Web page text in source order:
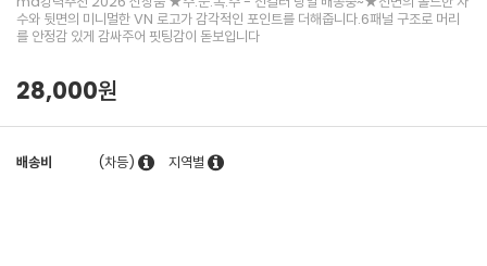
수와 뒷면의 미니멀한 VN 로고가 감각적인 포인트를 더해줍니다.6패널 구조로 머리
를 안정감 있게 감싸주어 핏팅감이 돋보입니다
28,000원
배송비 (차등) 지역별